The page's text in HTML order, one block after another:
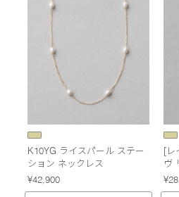
K10YG ライスパール ステー
ション ネックレス
¥42,900
[レ
ヴ